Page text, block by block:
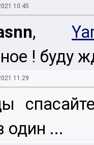
10:45
,
! буду
11:29
один ...